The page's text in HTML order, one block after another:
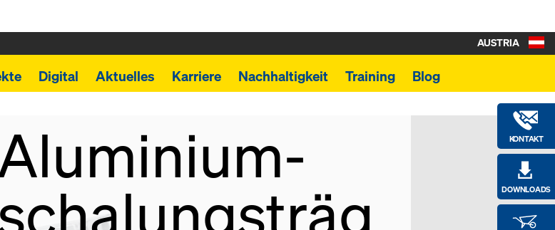
Digital Aktuelles Karriere Nachhaltigkeit Training Blog
KONTAKT
DOWNLOADS
AUSTRIA
Back